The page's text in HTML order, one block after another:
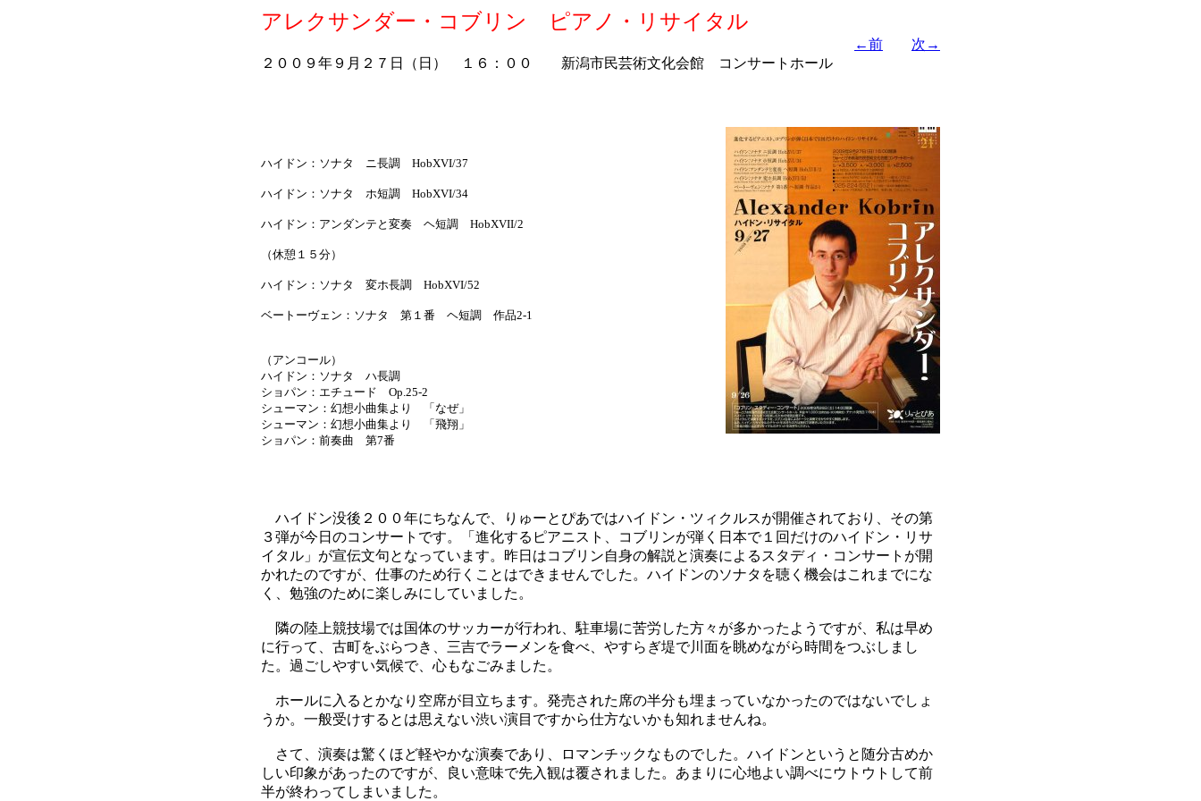
アレクサンダー・コブリン ピアノ・リサイタル
←前
次→
２００９年９月２７日（日） １６：００ 新潟市民芸術文化会館 コンサートホール
ハイドン：ソナタ ニ長調 HobXVI/37
ハイドン：ソナタ ホ短調 HobXVI/34
ハイドン：アンダンテと変奏 ヘ短調 HobXVII/2
（休憩１５分）
ハイドン：ソナタ 変ホ長調 HobXVI/52
ベートーヴェン：ソナタ 第１番 ヘ短調 作品2-1
（アンコール）
ハイドン：ソナタ ハ長調
ショパン：エチュード Op.25-2
シューマン：幻想小曲集より 「なぜ」
シューマン：幻想小曲集より 「飛翔」
ショパン：前奏曲 第7番
ハイドン没後２００年にちなんで、りゅーとぴあではハイドン・ツィクルスが開催されており、その第
３弾が今日のコンサートです。「進化するピアニスト、コブリンが弾く日本で１回だけのハイドン・リサ
イタル」が宣伝文句となっています。昨日はコブリン自身の解説と演奏によるスタディ・コンサートが開
かれたのですが、仕事のため行くことはできませんでした。ハイドンのソナタを聴く機会はこれまでにな
く、勉強のために楽しみにしていました。
隣の陸上競技場では国体のサッカーが行われ、駐車場に苦労した方々が多かったようですが、私は早め
に行って、古町をぶらつき、三吉でラーメンを食べ、やすらぎ堤で川面を眺めながら時間をつぶしまし
た。過ごしやすい気候で、心もなごみました。
ホールに入るとかなり空席が目立ちます。発売された席の半分も埋まっていなかったのではないでしょ
うか。一般受けするとは思えない渋い演目ですから仕方ないかも知れませんね。
さて、演奏は驚くほど軽やかな演奏であり、ロマンチックなものでした。ハイドンというと随分古めか
しい印象があったのですが、良い意味で先入観は覆されました。あまりに心地よい調べにウトウトして前
半が終わってしまいました。